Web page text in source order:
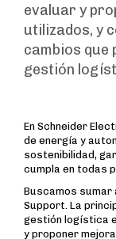
evaluar y
utilizados, y
cambios que
gestión
En Schneider
de energía y
sostenibilidad,
cumpla en todas
Buscamos sumar
Support. La
gestión logística
y proponer